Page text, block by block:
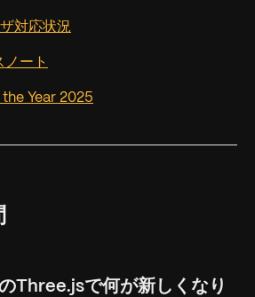
対応状況
ノート
Year 2025
Three.jsで何が新しくなり